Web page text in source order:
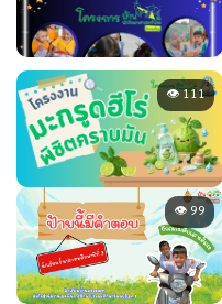
👁 111
👁 99